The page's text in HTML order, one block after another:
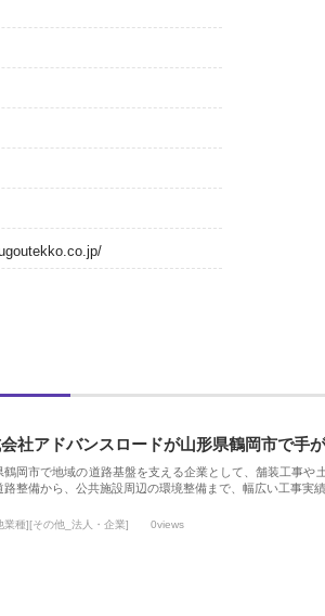
社アドバンスロードが山形県鶴岡市で手
鶴岡市で地域の道路基盤を支える企業として、舗装工事
路整備から、公共施設周辺の環境整備まで、幅広い工事実
業種][その他_法人・企業] 0views